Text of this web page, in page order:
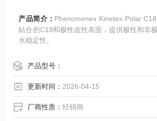
产品简介： Phenomenex Kinetex Polar
結合的C18和极性改性表面，提供极性和非
水稳定性。
产品型号：
更新时间： 2026-04-15
厂商性质：经销商